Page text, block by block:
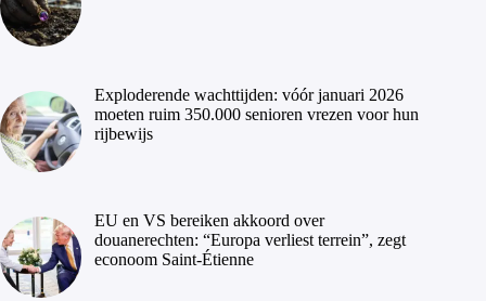
Exploderende wachttijden: vóór januari 2026
moeten ruim 350.000 senioren vrezen voor hun
rijbewijs
EU en VS bereiken akkoord over
douanerechten: “Europa verliest terrein”, zegt
econoom Saint-Étienne